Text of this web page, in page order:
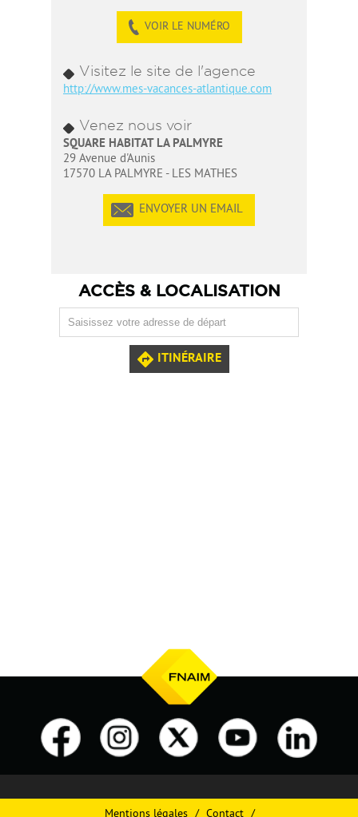
VOIR LE NUMÉRO
Visitez le site de l'agence
http://www.mes-vacances-atlantique.com
Venez nous voir
SQUARE HABITAT LA PALMYRE
29 Avenue d'Aunis
17570 LA PALMYRE - LES MATHES
ENVOYER UN EMAIL
ACCÈS & LOCALISATION
Mentions légales Contact